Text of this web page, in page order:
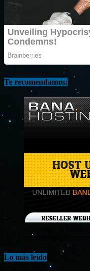
Te recomendamos:
costo en Banahosting!
Lo más leído